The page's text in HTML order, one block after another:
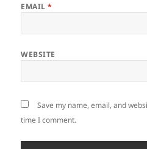
EMAIL*
WEBSITE
Save my name, email, and
time I comment.